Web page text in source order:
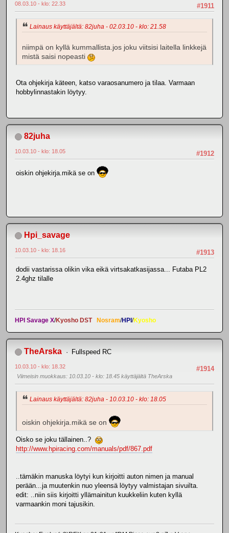
#1911
08.03.10 - klo: 22.33
Lainaus käyttäjältä: 82juha - 02.03.10 - klo: 21.58
niimpä on kyllä kummallista.jos joku viitsisi laitella linkkejä
mistä saisi nopeasti
Ota ohjekirja käteen, katso varaosanumero ja tilaa. Varmaan
hobbylinnastakin löytyy.
82juha
#1912
10.03.10 - klo: 18.05
oiskin ohjekirja.mikä se on
Hpi_savage
#1913
10.03.10 - klo: 18.16
dodii vastarissa olikin vika eikä virtsakatkasijassa... Futaba PL2
2.4ghz tilalle
HPI Savage X/Kyosho DST Nosram/HPI /Kyosho
TheArska Fullspeed RC
#1914
10.03.10 - klo: 18.32
Viimeisin muokkaus: 10.03.10 - klo: 18.45 käyttäjältä TheArska
Lainaus käyttäjältä: 82juha - 10.03.10 - klo: 18.05
oiskin ohjekirja.mikä se on
Oisko se joku tällainen..?
http://www.hpiracing.com/manuals/pdf/867.pdf
..tämäkin manuska löytyi kun kirjoitti auton nimen ja manual
perään...ja muutenkin nuo yleensä löytyy valmistajan sivuilta.
edit: ..niin siis kirjoitti yllämainitun kuukkeliin kuten kyllä
varmaankin moni tajusikin.